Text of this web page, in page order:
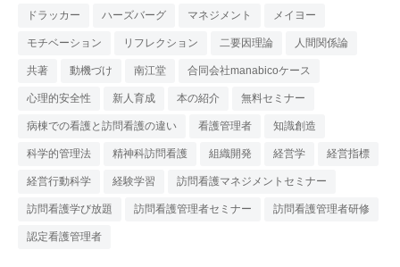
ドラッカー ハーズバーグ マネジメント メイヨー
モチベーション リフレクション 二要因理論 人間関係論
共著 動機づけ 南江堂 合同会社manabicoケース
心理的安全性 新人育成 本の紹介 無料セミナー
病棟での看護と訪問看護の違い 看護管理者 知識創造
科学的管理法 精神科訪問看護 組織開発 経営学 経営指標
経営行動科学 経験学習 訪問看護マネジメントセミナー
訪問看護学び放題 訪問看護管理者セミナー 訪問看護管理者研修
認定看護管理者